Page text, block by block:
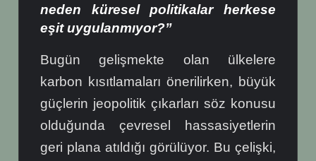
neden küresel politikalar herkese
eşit uygulanmıyor?”
Bugün gelişmekte olan ülkelere
karbon kısıtlamaları önerilirken, büyük
güçlerin jeopolitik çıkarları söz konusu
olduğunda çevresel hassasiyetlerin
geri plana atıldığı görülüyor. Bu çelişki,